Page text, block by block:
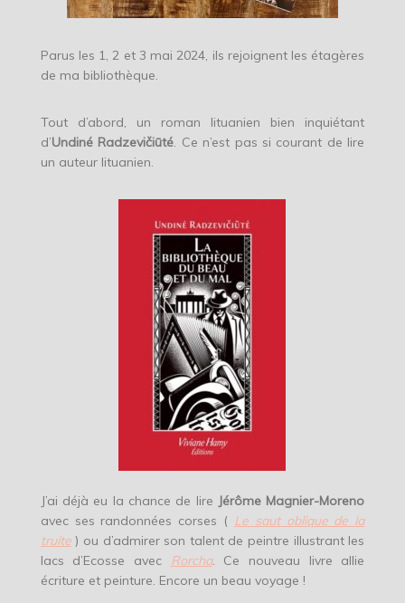
Parus les 1, 2 et 3 mai 2024, ils rejoignent les étagères
de ma bibliothèque.
Tout d’abord, un roman lituanien bien inquiétant
d’Undiné Radzevičiūté. Ce n’est pas si courant de lire
un auteur lituanien.
J’ai déjà eu la chance de lire Jérôme Magnier-Moreno
avec ses randonnées corses ( Le saut oblique de la
truite) ou d’admirer son talent de peintre illustrant les
lacs d’Ecosse avec Rorcha. Ce nouveau livre allie
écriture et peinture. Encore un beau voyage !